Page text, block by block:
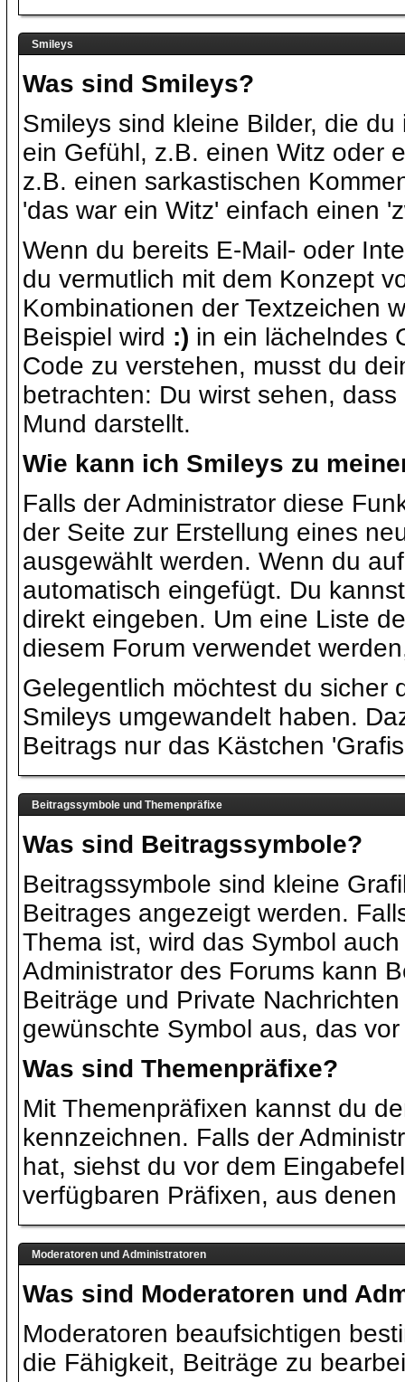
Smileys
Was sind Smileys?
Smileys sind kleine Bilder, die
ein Gefühl, z.B. einen Witz oder
z.B. einen sarkastischen
'das war ein Witz' einfach einen
Wenn du bereits E-Mail- oder
du vermutlich mit dem Konzept
Kombinationen der Textzeichen
Beispiel wird :) in ein lächelndes
Code zu verstehen, musst du
betrachten: Du wirst sehen, dass
Mund darstellt.
Wie kann ich Smileys zu
Falls der Administrator diese
der Seite zur Erstellung eines
ausgewählt werden. Wenn du
automatisch eingefügt. Du
direkt eingeben. Um eine Liste
diesem Forum verwendet
Gelegentlich möchtest du sicher
Smileys umgewandelt haben.
Beitrags nur das Kästchen
Beitragssymbole und Themenpräfixe
Was sind Beitragssymbole?
Beitragssymbole sind kleine
Beitrages angezeigt werden.
Thema ist, wird das Symbol
Administrator des Forums kann
Beiträge und Private
gewünschte Symbol aus, das
Was sind Themenpräfixe?
Mit Themenpräfixen kannst du
kennzeichnen. Falls der
hat, siehst du vor dem
verfügbaren Präfixen, aus
Moderatoren und Administratoren
Was sind Moderatoren und
Moderatoren beaufsichtigen
die Fähigkeit, Beiträge zu